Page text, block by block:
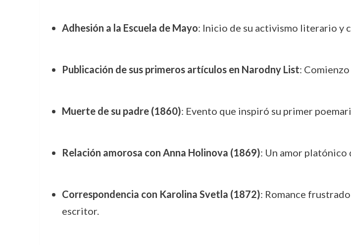
Adhesión a la Escuela de Mayo: Inicio de su activismo literario y
Publicación de sus primeros artículos en Narodny List:
Muerte de su padre (1860): Evento que inspiró su primer
Relación amorosa con Anna Holinova (1869): Un amor
Correspondencia con Karolina Svetla (1872): Romance
escritor.